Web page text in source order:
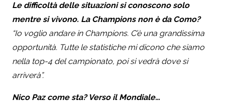
Le difficoltà delle situazioni si conoscono solo
mentre si vivono. La Champions non è da Como?
“Io voglio andare in Champions. C’è una grandissima
opportunità. Tutte le statistiche mi dicono che siamo
nella top-4 del campionato, poi si vedrà dove si
arriverà”.
Nico Paz come sta? Verso il Mondiale…